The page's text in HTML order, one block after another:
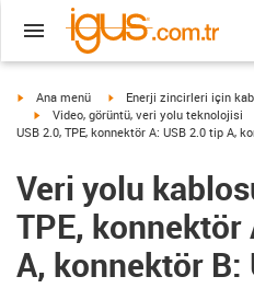
igus-icon-arrow-right
Ana menü igus-icon-arrow-right
Enerji zincirleri için
igus-icon-arrow-right
Video, görüntü, veri yolu teknolojisi
USB 2.0, TPE, konnektör A: USB 2.0 tip A,
Veri yolu
TPE, konnektör
A, konnektör B: